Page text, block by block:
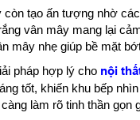
còn tạo ấn tượng nhờ
vân mây mang lại
mây nhẹ giúp bề mặt
pháp hợp lý cho nội
tốt, khiến khu bếp
làm rõ tinh thần gọn